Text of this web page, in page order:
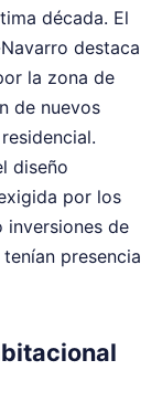
década. El
destaca
la zona de
de nuevos
diseño
por los
inversiones de
presencia